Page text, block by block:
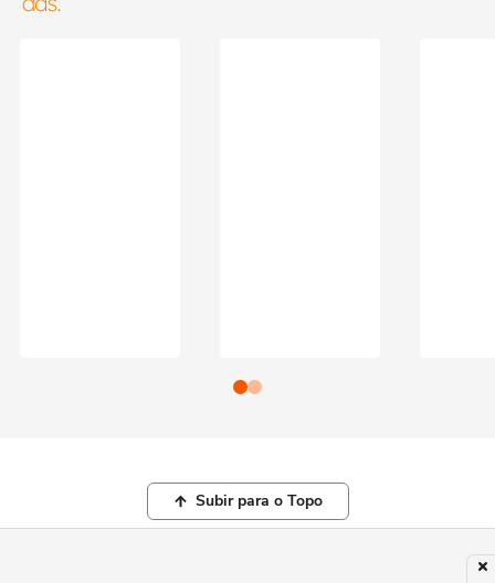
Subir para o Topo